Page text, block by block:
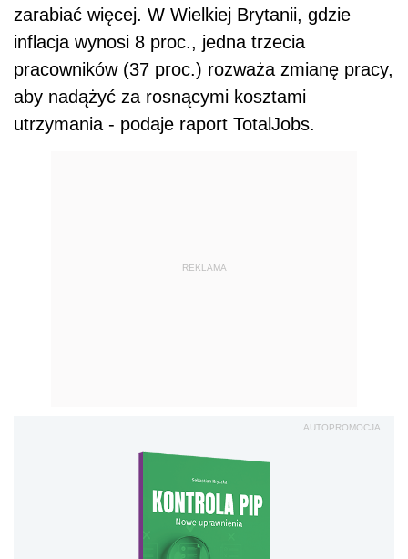
zarabiać więcej. W Wielkiej Brytanii, gdzie
inflacja wynosi 8 proc., jedna trzecia
pracowników (37 proc.) rozważa zmianę pracy,
aby nadążyć za rosnącymi kosztami
utrzymania - podaje raport TotalJobs.
REKLAMA
AUTOPROMOCJA